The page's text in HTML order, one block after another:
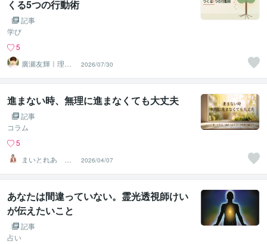
くる5つの行動術
記事
学び
5
廣瀬友輝｜理想
の人生を実現さ
せる味方
2026/07/30
進まない時、無理に進まなくても大丈夫
記事
コラム
5
まいとれあ 蓉
己（ようこ）
2026/04/07
あなたは間違っていない。霊光透視師けい
が伝えたいこと
記事
占い